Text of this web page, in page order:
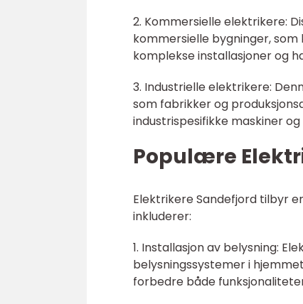
2. Kommersielle elektrikere:
kommersielle bygninger,
komplekse installasjoner og
3. Industrielle elektrikere:
som fabrikker og
industrispesifikke maskiner
Populære
Elektrikere Sandefjord tilbyr
inkluderer:
1. Installasjon av belysning:
belysningssystemer i
forbedre både